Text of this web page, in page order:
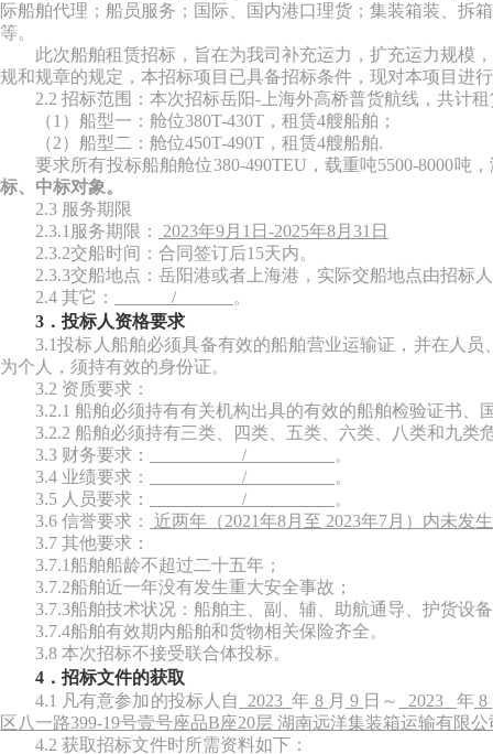
际船舶代理；船员服务；国际、国内港口理货；集装箱装、拆
等。
此次船舶租赁招标，旨在为我司补充运力，扩充运力规模
规和规章的规定，本招标项目已具备招标条件，现对本项目进
2.2 招标范围：本次招标岳阳-上海外高桥普货航线，共计
（1）船型一：舱位380T-430T，租赁4艘船舶；
（2）船型二：舱位450T-490T，租赁4艘船舶.
要求所有投标船舶舱位380-490TEU，载重吨5500-8000吨
标、中标对象。
2.3 服务期限
2.3.1服务期限：
2023年9月1日-2025年8月31日
2.3.2交船时间：合同签订后1 5天内。
2.3.3交船地点：岳阳港或者上海港，实际交船地点由招标
2.4 其它：
/
。
3．投标人资格要求
3.1投标人船舶必须具备有效的船舶营业运输证， 并在人员
为个 人
，须持有效的身份证。
3.2 资质要求：
3.2.1 船舶必须持有有关机构出具的有效的船舶检验证书
3.2.2 船舶必须持有三类、四类、五类、六类、八类和九
3.3 财务要求：
/
。
3.4 业绩要求：
/
。
3.5 人员要求： /
。
3.6 信誉要求：
近两年（2021年8月 至 2023年7月）内未发
3.7 其他要求：
3.7.1船舶船龄不超过二十五年；
3.7.2船舶近一年没有发生重大安全事故；
3.7.3船舶技术状况：船舶主、副、辅、助航通导、护货设
3.7.4船舶有效期内船舶和货物相关保险齐全。
3.8 本次招标不接受联合体投标。
4．招标文件的获取
4.1 凡有意参加的投标人 自 2023年 8 月 9 日～ 2023 年 8
区八一路399-19号壹号座品B座20层 湖南远洋集装箱运输有限公
4.2 获取招标文件时所需资料如下：